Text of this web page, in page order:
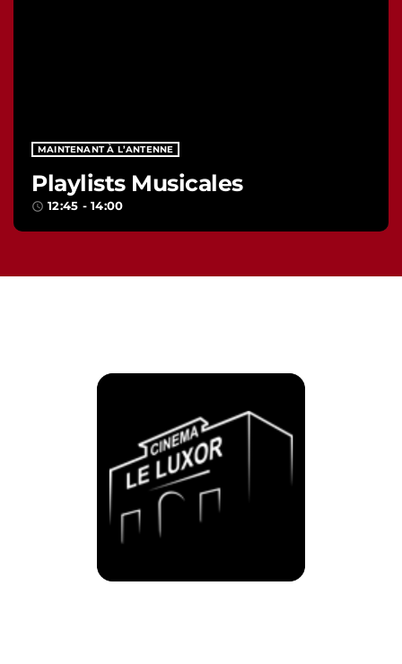
MAINTENANT À L’ANTENNE
Playlists Musicales
access_time 12:45 - 14:00